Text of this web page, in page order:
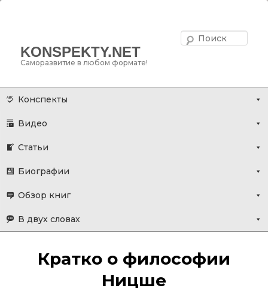
KONSPEKTY.NET
Саморазвитие в любом формате!
Главное меню
основному
Конспекты
Видео
Статьи
Биографии
Обзор книг
В двух словах
Кратко о философии
Ницше